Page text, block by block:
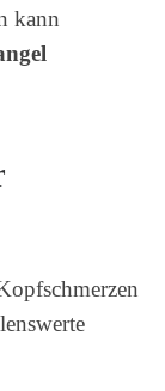
kann